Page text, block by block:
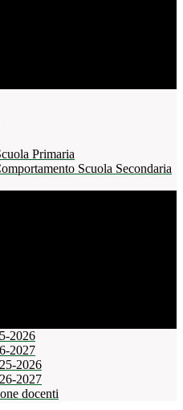
Primaria
Scuola Secondaria
2026
2027
2026
2027
docenti